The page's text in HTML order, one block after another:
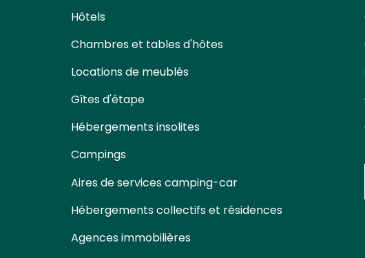
Hôtels
Chambres et tables d'hôtes
Locations de meublés
Gîtes d'étape
Hébergements insolites
Campings
Aires de services camping-car
Hébergements collectifs et résidences
Agences immobilières